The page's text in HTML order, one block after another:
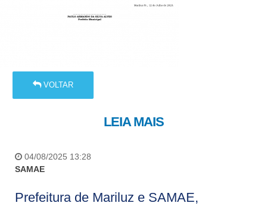
VOLTAR
LEIA MAIS
04/08/2025 13:28
SAMAE
Prefeitura de Mariluz e SAMAE,